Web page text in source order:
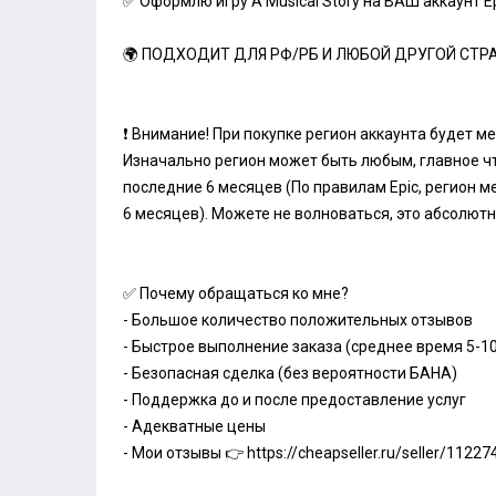
🌍 ПОДХОДИТ ДЛЯ РФ/РБ И ЛЮБОЙ ДРУГОЙ
❗ Внимание! При покупке регион аккаунта будет
Изначально регион может быть любым, главное
последние 6 месяцев (По правилам Epic, регион
6 месяцев). Можете не волноваться, это
✅ Почему обращаться ко мне?
- Большое количество положительных отзывов
- Быстрое выполнение заказа (среднее время 5-
- Безопасная сделка (без вероятности БАНА)
- Поддержка до и после предоставление услуг
- Адекватные цены
- Мои отзывы 👉 https://cheapseller.ru/seller/